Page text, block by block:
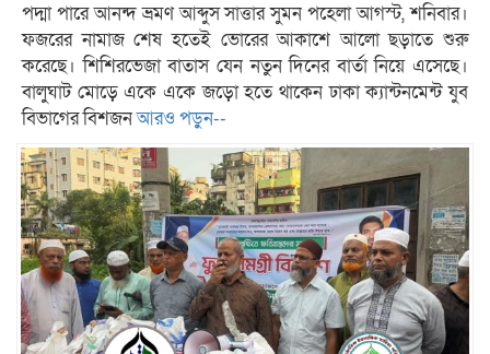
পদ্মা পারে আনন্দ ভ্রমণ আব্দুস সাত্তার সুমন পহেলা আগস্ট, শনিবার।
ফজরের নামাজ শেষ হতেই ভোরের আকাশে আলো ছড়াতে শুরু
করেছে। শিশিরভেজা বাতাস যেন নতুন দিনের বার্তা নিয়ে এসেছে।
বালুঘাট মোড়ে একে একে জড়ো হতে থাকেন ঢাকা ক্যান্টনমেন্ট যুব
বিভাগের বিশজনআরও পড়ুন--